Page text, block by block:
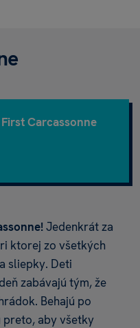
Carcassonne
Jedenkrát za
ktorej zo všetkých
sliepky. Deti
zabávajú tým, že
Behajú po
preto, aby všetky